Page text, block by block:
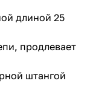
длиной 25
продлевает
штангой